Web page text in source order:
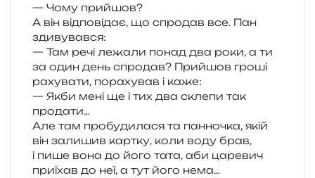
— Чому прийшов?
А він від­по­від­ає, що спро­дав все. Пан
здивувався:
— Там речі лежа­ли понад два роки, а ти
за один день спро­дав? Прийшов гроші
раху­ва­ти, пора­ху­вав і каже:
— Якби мені ще і тих два скле­пи так
продати…
Але там про­бу­ди­ла­ся та пан­но­чка, якій
він зали­шив кар­тку, коли воду брав,
і пише вона до його тата, аби царе­вич
при­їхав до неї, а тут його нема…